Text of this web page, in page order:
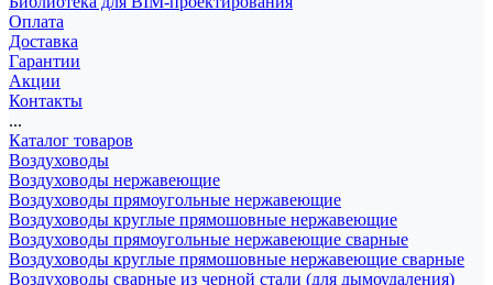
Оплата
Доставка
Гарантии
Акции
Контакты
...
Каталог товаров
Воздуховоды
Воздуховоды нержавеющие
Воздуховоды прямоугольные нержавеющие
Воздуховоды круглые прямошовные нержавеющие
Воздуховоды прямоугольные нержавеющие сварные
Воздуховоды круглые прямошовные нержавеющие сварные
Воздуховоды сварные из черной стали (для дымоудаления)